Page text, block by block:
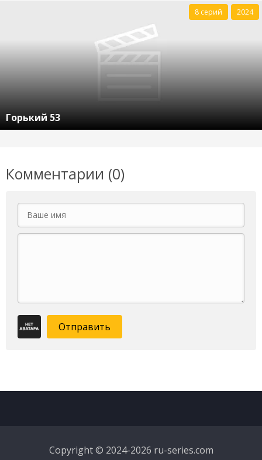
Горький 53
8 серий 2024
Комментарии (0)
Отправить
Copyright © 2024-2026 ru-series.com